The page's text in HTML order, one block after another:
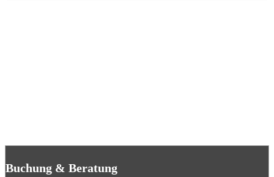
Buchung & Beratung